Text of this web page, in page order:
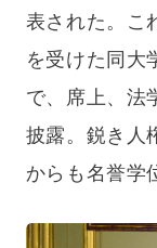
表された。こ
を受けた同大
で、席上、法
披露。鋭き人
からも名誉学